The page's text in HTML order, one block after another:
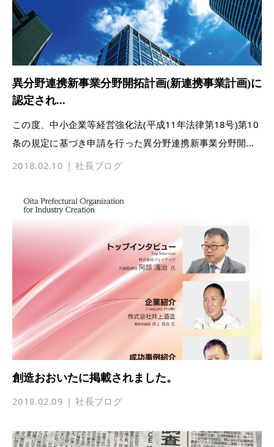
異分野連携新事業分野開拓計画(新連携事業計画)に
認定され...
この度、中小企業等経営強化法(平成11年法律第18号)第10
条の規定に基づき申請を行った異分野連携新事業分野開...
2018.02.10
社長ブログ
創造おおいたに掲載されました。
2018.02.09
社長ブログ